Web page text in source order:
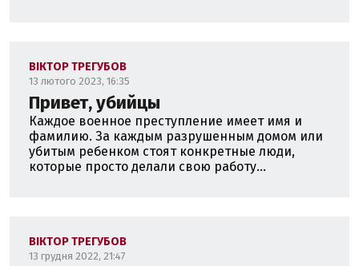
ВІКТОР ТРЕГУБОВ
13 лютого 2023, 16:35
Привет, убийцы
Каждое военное преступление имеет имя и
фамилию. За каждым разрушенным домом или
убитым ребенком стоят конкретные люди,
которые просто делали свою работу...
ВІКТОР ТРЕГУБОВ
13 грудня 2022, 21:47